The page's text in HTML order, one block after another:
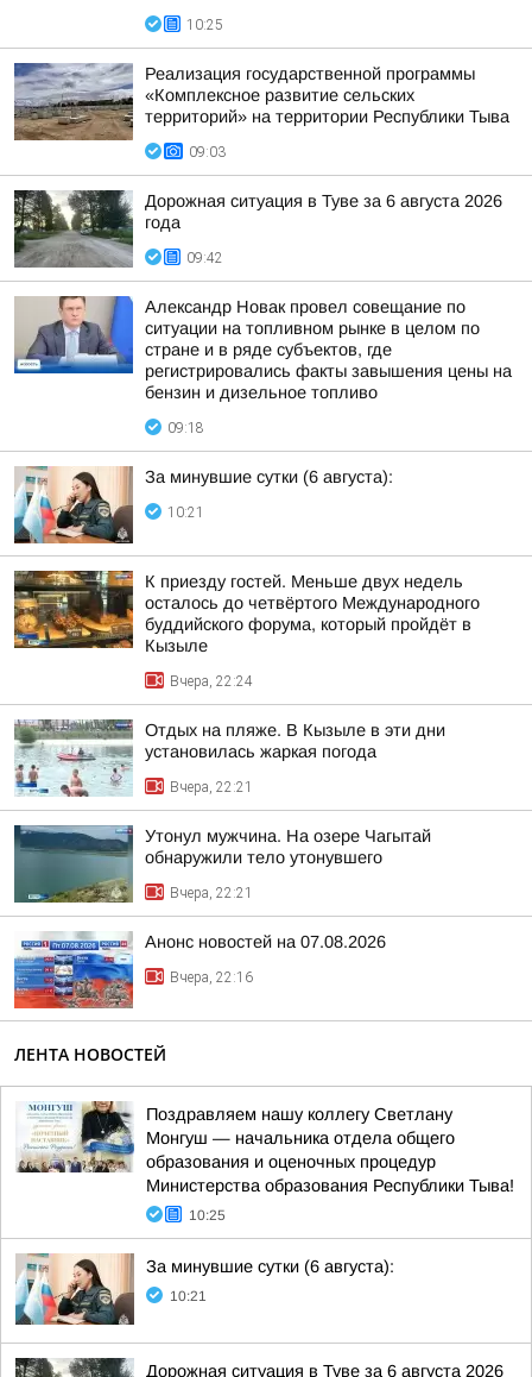
10:25
Реализация государственной программы
«Комплексное развитие сельских
территорий» на территории Республики Тыва
09:03
Дорожная ситуация в Туве за 6 августа 2026
года
09:42
Александр Новак провел совещание по
ситуации на топливном рынке в целом по
стране и в ряде субъектов, где
регистрировались факты завышения цены на
бензин и дизельное топливо
09:18
За минувшие сутки (6 августа):
10:21
К приезду гостей. Меньше двух недель
осталось до четвёртого Международного
буддийского форума, который пройдёт в
Кызыле
Вчера, 22:24
Отдых на пляже. В Кызыле в эти дни
установилась жаркая погода
Вчера, 22:21
Утонул мужчина. На озере Чагытай
обнаружили тело утонувшего
Вчера, 22:21
Анонс новостей на 07.08.2026
Вчера, 22:16
ЛЕНТА НОВОСТЕЙ
Поздравляем нашу коллегу Светлану
Монгуш — начальника отдела общего
образования и оценочных процедур
Министерства образования Республики Тыва!
10:25
За минувшие сутки (6 августа):
10:21
Дорожная ситуация в Туве за 6 августа 2026